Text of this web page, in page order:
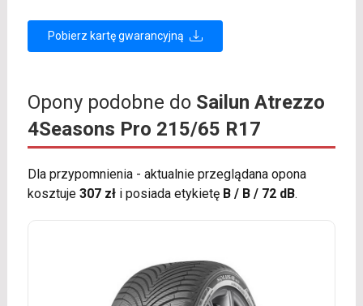
Pobierz kartę gwarancyjną
Opony podobne do Sailun Atrezzo
4Seasons Pro 215/65 R17
Dla przypomnienia - aktualnie przeglądana opona
kosztuje 307 złi posiada etykietę B / B / 72 dB.